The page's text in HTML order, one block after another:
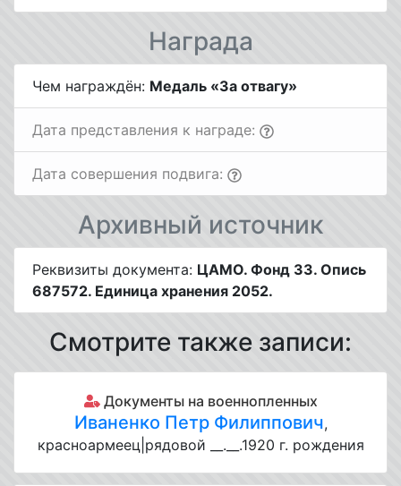
Награда
Чем награждён: Медаль «За отвагу»
Дата представления к награде:
Дата совершения подвига:
Архивный источник
Реквизиты документа: ЦАМО. Фонд 33. Опись
687572. Единица хранения 2052.
Смотрите также записи:
Документы на военнопленных
Иваненко Петр Филиппович,
красноармеец|рядовой __.__.1920 г. рождения